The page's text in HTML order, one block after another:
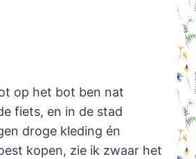
op het bot ben nat
fiets, en in de stad
droge kleding én
kopen, zie ik zwaar het